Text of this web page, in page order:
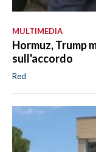
MULTIMEDIA
Hormuz, Trump
sull'accordo
Red